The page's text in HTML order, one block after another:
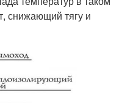
снижающий тягу и